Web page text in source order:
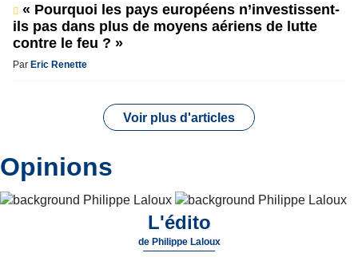
« Pourquoi les pays européens n’investissent-
ils pas dans plus de moyens aériens de lutte
contre le feu ? »
Par Eric Renette
Voir plus d'articles
Opinions
L'édito
de Philippe Laloux